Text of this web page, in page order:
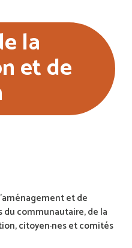
la
et de
et de
du communautaire, de la
citoyen·nes et comités